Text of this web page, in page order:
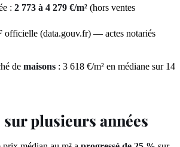
:2 773 à 4 279 €/m² (hors ventes
officielle (data.gouv.fr) — actes notariés
de maisons : 3 618 €/m² en médiane sur 14
sur plusieurs années